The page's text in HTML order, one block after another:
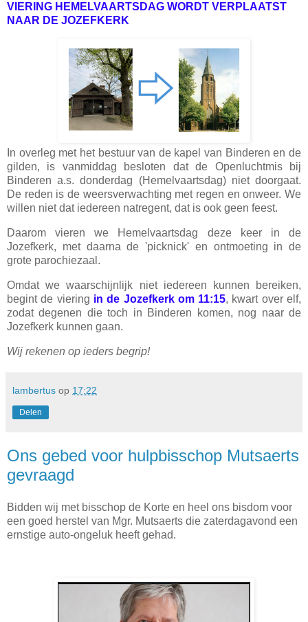
VIERING HEMELVAARTSDAG WORDT VERPLAATST
NAAR DE JOZEFKERK
In overleg met het bestuur van de kapel van Binderen en de
gilden, is vanmiddag besloten dat de Openluchtmis bij
Binderen a.s. donderdag (Hemelvaartsdag) niet doorgaat.
De reden is de weersverwachting met regen en onweer. We
willen niet dat iedereen natregent, dat is ook geen feest.
Daarom vieren we Hemelvaartsdag deze keer in de
Jozefkerk, met daarna de 'picknick' en ontmoeting in de
grote parochiezaal.
Omdat we waarschijnlijk niet iedereen kunnen bereiken,
begint de viering in de Jozefkerk om 11:15, kwart over elf,
zodat degenen die toch in Binderen komen, nog naar de
Jozefkerk kunnen gaan.
Wij rekenen op ieders begrip!
lambertus op 17:22
Delen
Ons gebed voor hulpbisschop Mutsaerts
gevraagd
Bidden wij met bisschop de Korte en heel ons bisdom voor
een goed herstel van Mgr. Mutsaerts die zaterdagavond een
ernstige auto-ongeluk heeft gehad.